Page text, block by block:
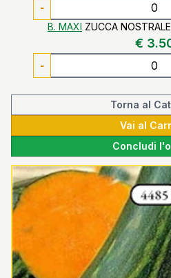
-
B. MAXI ZUCCA
€
-
Torna al
Vai al
Concludi